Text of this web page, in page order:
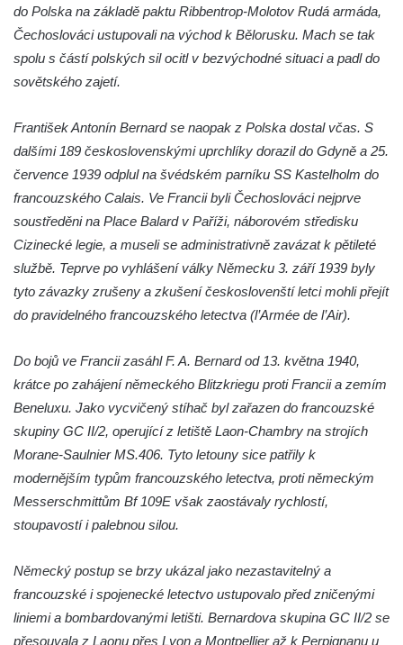
Socha Minervy na nádvoří zámku v
Duchcově
Socha Herkula se lvem na nádvoří zámku v
Duchcově
Socha Marse na nádvoří zámku v
Duchcově
Socha svatého Václava u kostela
Zvěstování Panny Marie v Duchcově
Socha svatého Prokopa u kostela
Zvěstování Panny Marie v Duchcově
Socha Niké v Knížecí zahradě v zámeckém
parku v Duchcově
Socha Walthera von der Vogelweide v
Duchcově
Busta Bedřicha Smetany v sadech B.
Smetany v Duchcově
Busta Ludwiga van Beethovena v sadech
Památník Johanna Wolfganga Goetha u
do Polska na základě paktu Ribbentrop-Molotov Rudá armáda,
Čechoslováci ustupovali na východ k Bělorusku. Mach se tak
spolu s částí polských sil ocitl v bezvýchodné situaci a padl do
sovětského zajetí.
František Antonín Bernard se naopak z Polska dostal včas. S
dalšími 189 československými uprchlíky dorazil do Gdyně a 25.
července 1939 odplul na švédském parníku SS Kastelholm do
francouzského Calais. Ve Francii byli Čechoslováci nejprve
soustředěni na Place Balard v Paříži, náborovém středisku
Cizinecké legie, a museli se administrativně zavázat k pětileté
službě. Teprve po vyhlášení války Německu 3. září 1939 byly
tyto závazky zrušeny a zkušení českoslovenští letci mohli přejít
do pravidelného francouzského letectva (l’Armée de l’Air).
Do bojů ve Francii zasáhl F. A. Bernard od 13. května 1940,
krátce po zahájení německého Blitzkriegu proti Francii a zemím
Beneluxu. Jako vycvičený stíhač byl zařazen do francouzské
skupiny GC II/2, operující z letiště Laon-Chambry na strojích
Morane-Saulnier MS.406. Tyto letouny sice patřily k
modernějším typům francouzského letectva, proti německým
Messerschmittům Bf 109E však zaostávaly rychlostí,
stoupavostí i palebnou silou.
Německý postup se brzy ukázal jako nezastavitelný a
francouzské i spojenecké letectvo ustupovalo před zničenými
liniemi a bombardovanými letišti. Bernardova skupina GC II/2 se
přesouvala z Laonu přes Lyon a Montpellier až k Perpignanu u